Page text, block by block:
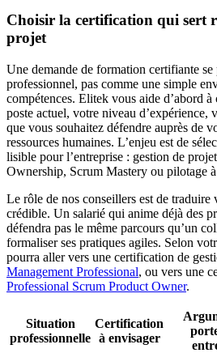
Choisir la certification qui sert
projet
Une demande de formation certifiante se
professionnel, pas comme une simple
compétences. Elitek vous aide d’abord
poste actuel, votre niveau d’expérience,
que vous souhaitez défendre auprès de
ressources humaines. L’enjeu est de
lisible pour l’entreprise : gestion de
Ownership, Scrum Mastery ou pilotage à
Le rôle de nos conseillers est de
crédible. Un salarié qui anime déjà des
défendra pas le même parcours qu’un
formaliser ses pratiques agiles. Selon
pourra aller vers une certification de
Management Professional, ou vers une
Professional Scrum Product Owner.
Situation
professionnelle
Certification
à envisager